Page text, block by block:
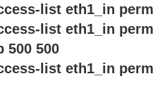
list eth1_in
list eth1_in
500 500
list eth1_in